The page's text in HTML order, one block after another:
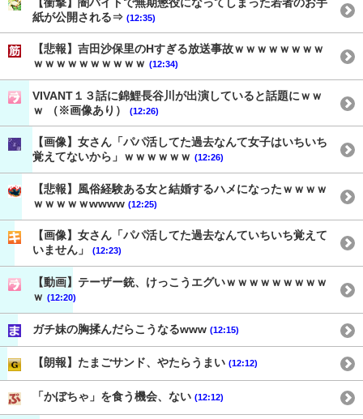
紙が公開される⇒ (12:35)
【悲報】吉田沙保里のHすぎる放送事故ｗｗｗｗｗｗｗｗ
ｗｗｗｗｗｗｗｗｗｗ (12:34)
VIVANT１３話に錦鯉長谷川が出演していると話題にｗｗ
ｗ （※画像あり）
(12:26)
【画像】女さん「パパ活してた過去なんて女子はいちいち
覚えてないから」ｗｗｗｗｗｗ (12:26)
【悲報】風俗経験ある女と結婚するハメになったｗｗｗｗ
ｗｗｗｗｗwwww (12:25)
【画像】女さん「パパ活してた過去なんていちいち覚えて
いません」
(12:23)
【動画】テーザー銃、けっこうエグいｗｗｗｗｗｗｗｗｗ
ｗ (12:20)
ガチ妹の胸揉んだらこうなるwww (12:15)
【朗報】たまごサンド、やたらうまい (12:12)
「かぼちゃ」を食う機会、ない (12:12)